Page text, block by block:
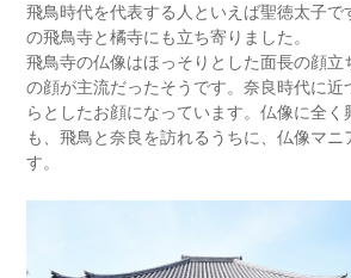
飛鳥時代を代表する人といえば聖徳太子で
の飛鳥寺と橘寺にも立ち寄りました。
飛鳥寺の仏像はほっそりとした面長の顔立
の顔が主流だったそうです。奈良時代に近
らとしたお顔になっています。仏像に全く
も、飛鳥と奈良を訪れるうちに、仏像マニ
す。